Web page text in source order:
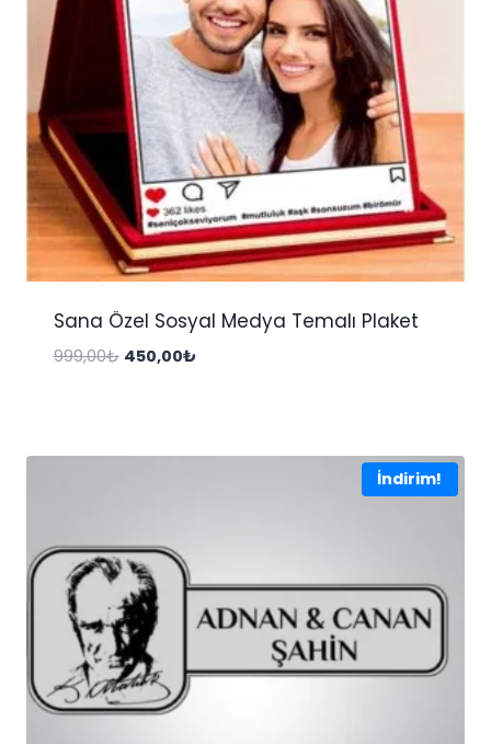
Sana Özel Sosyal Medya Temalı Plaket
999,00₺ Orijinal
450,00₺Şu
İndirim!